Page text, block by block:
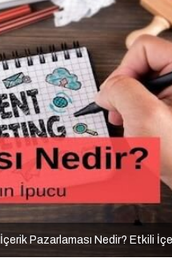
İçerik Pazarlaması Nedir? Etkili